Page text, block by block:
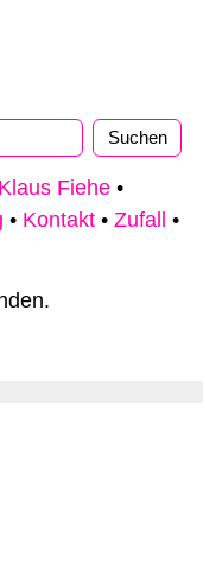
Fiehe •
• Kontakt • Zufall
•